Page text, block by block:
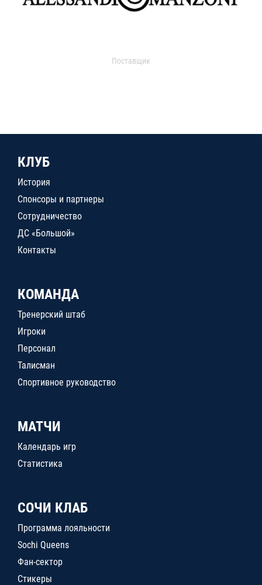
Поставщик
КЛУБ
История
Спонсоры и партнеры
Сотрудничество
ДС «Большой»
Контакты
КОМАНДА
Тренерский штаб
Игроки
Персонал
Талисман
Спортивное руководство
МАТЧИ
Календарь игр
Статистика
СОЧИ КЛАБ
Программа лояльности
Sochi Queens
Фан-сектор
Стикеры